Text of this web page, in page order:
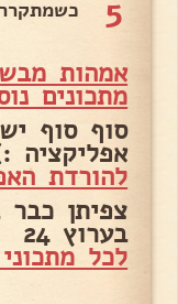
5
אמהות
מתכונים
סוף סוף
אפליקציה
להורדת
צפיתן כבר
בערוץ 24
לכל